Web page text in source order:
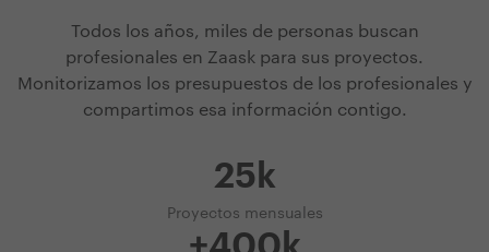
Todos los años, miles de personas buscan
profesionales en Zaask para sus proyectos.
Monitorizamos los presupuestos de los profesionales y
compartimos esa información contigo.
25k
Proyectos mensuales